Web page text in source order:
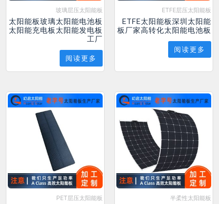
玻璃层压太阳能板
太阳能板玻璃太阳能电池板
太阳能充电板太阳能发电板
工厂
阅读更多
ETFE层压太阳能板
ETFE太阳能板深圳太阳能
板厂家高转化太阳能电池板
阅读更多
PET层压太阳能板 半柔性太阳能板